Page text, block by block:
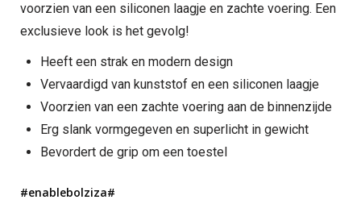
voorzien van een siliconen laagje en zachte voering. Een
exclusieve look is het gevolg!
Heeft een strak en modern design
Vervaardigd van kunststof en een siliconen laagje
Voorzien van een zachte voering aan de binnenzijde
Erg slank vormgegeven en superlicht in gewicht
Bevordert de grip om een toestel
#enablebolziza#